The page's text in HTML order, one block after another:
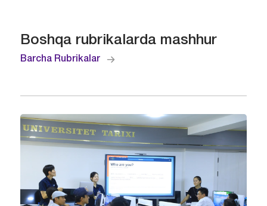
Boshqa rubrikalarda mashhur
Barcha Rubrikalar